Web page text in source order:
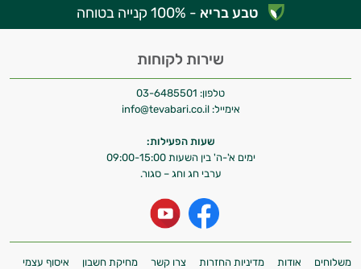
טבע בריא - 100% קנייה בטוחה
שירות לקוחות
טלפון: 03-6485501
אימייל: info@tevabari.co.il
שעות הפעילות:
ימים א'-ה' בין השעות 09:00-15:00
ערבי חג וחג – סגור.
משלוחים אודות מדיניות החזרות צרו קשר מחיקת חשבון
איסוף עצמי